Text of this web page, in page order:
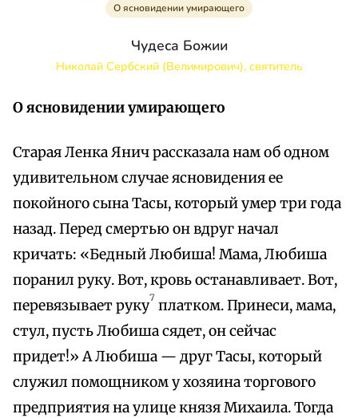
О ясновидении умирающего
Чудеса Божии
Николай Сербский (Велимирович), святитель
О ясновидении умирающего
Старая Ленка Янич рассказала нам об одном
удивительном случае ясновидения ее
покойного сына Тасы, который умер три года
назад. Перед смертью он вдруг начал
кричать: «Бедный Любиша! Мама, Любиша
поранил руку. Вот, кровь останавливает. Вот,
перевязывает руку7 платком. Принеси, мама,
стул, пусть Любиша сядет, он сейчас
придет!» А Любиша — друг Тасы, который
служил помощником у хозяина торгового
предприятия на улице князя Михаила. Тогда